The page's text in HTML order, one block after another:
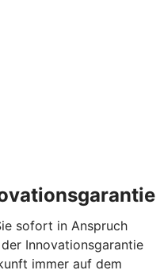
sofort in Anspruch
Innovations­garantie
immer auf dem